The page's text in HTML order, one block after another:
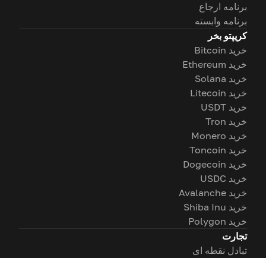
برنامه ارجاع
برنامه وابسته
کریپتو بخر
خرید Bitcoin
خرید Ethereum
خرید Solana
خرید Litecoin
خرید USDT
خرید Tron
خرید Monero
خرید Toncoin
خرید Dogecoin
خرید USDC
خرید Avalanche
خرید Shiba Inu
خرید Polygon
تجارت
تبادل نقطه ای